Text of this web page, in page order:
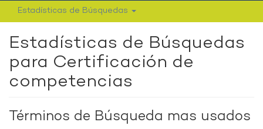
Estadísticas de Búsquedas
Estadísticas de Búsquedas
para Certificación de
competencias
Términos de Búsqueda mas usados